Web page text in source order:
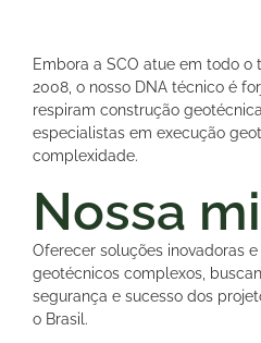
Embora a SCO atue em todo
2008, o nosso DNA técnico é
respiram construção
especialistas em execução
complexidade.
Nossa
Oferecer soluções inovadoras
geotécnicos complexos,
segurança e sucesso dos
o Brasil.